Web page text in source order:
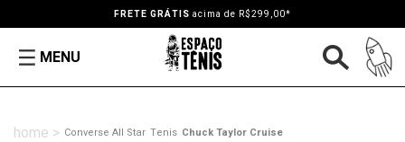
FRETE GRÁTIS acima de R$299,00*
MENU
Converse All Star Tenis Chuck Taylor Cruise